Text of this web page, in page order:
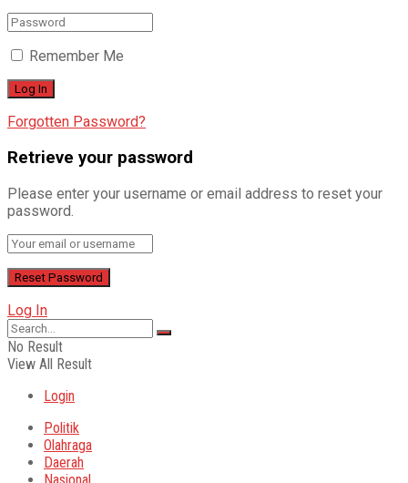
Remember Me
Forgotten Password?
Retrieve your password
Please enter your username or email address to reset your
password.
Log In
No Result
View All Result
Login
Politik
Olahraga
Daerah
Nasional